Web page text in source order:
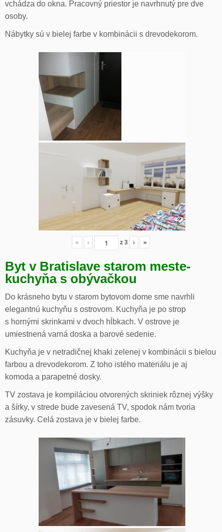
vchádza do okna. Pracovný priestor je navrhnutý pre dve
osoby.
Nábytky sú v bielej farbe v kombinácii s drevodekorom.
« ‹ z3 › »
Byt v Bratislave starom meste-
kuchyňa s obývačkou
Do krásneho bytu v starom bytovom dome sme navrhli
elegantnú kuchyňu s ostrovom. Kuchyňa je po strop
s hornými skrinkami v dvoch hĺbkach. V ostrove je
umiestnená varná doska a barové sedenie.
Kuchyňa je v netradičnej khaki zelenej v kombinácii s bielou
farbou a drevodekorom. Z toho istého materiálu je aj
komoda a parapetné dosky.
TV zostava je kompiláciou otvorených skriniek rôznej výšky
a šírky, v strede bude zavesená TV, spodok nám tvoria
zásuvky. Celá zostava je v bielej farbe.